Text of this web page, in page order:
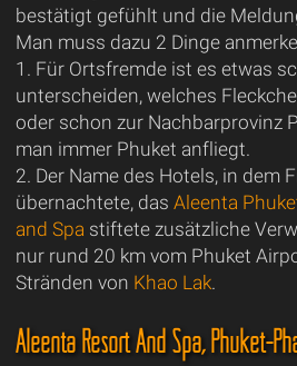
bestätigt gefühlt und die
Man muss dazu 2 Dinge
1. Für Ortsfremde ist es etwas
unterscheiden, welches
oder schon zur Nachbarprovinz
man immer Phuket anfliegt.
2. Der Name des Hotels, in dem
übernachtete, das Aleenta
and Spa stiftete zusätzliche
nur rund 20 km vom Phuket
Stränden von Khao Lak.
Aleenta Resort And Spa, Phuket-